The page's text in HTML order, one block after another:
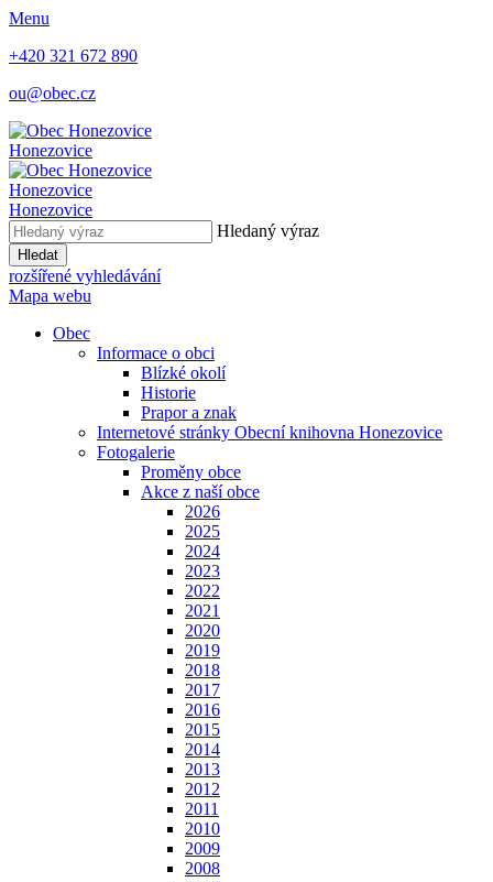
Menu
+420 321 672 890
ou@obec.cz
Honezovice
Honezovice
Honezovice
Hledaný výraz
Hledat
rozšířené vyhledávání
Mapa webu
Obec
Informace o obci
Blízké okolí
Historie
Prapor a znak
Internetové stránky Obecní knihovna Honezovice
Fotogalerie
Proměny obce
Akce z naší obce
2026
2025
2024
2023
2022
2021
2020
2019
2018
2017
2016
2015
2014
2013
2012
2011
2010
2009
2008